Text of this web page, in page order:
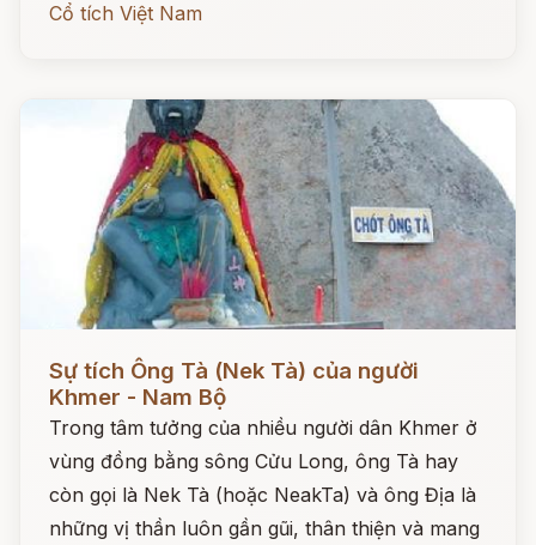
Cổ tích Việt Nam
Sự tích Ông Tà (Nek Tà) của người
Khmer - Nam Bộ
Trong tâm tưởng của nhiều người dân Khmer ở
vùng đồng bằng sông Cửu Long, ông Tà hay
còn gọi là Nek Tà (hoặc NeakTa) và ông Địa là
những vị thần luôn gần gũi, thân thiện và mang